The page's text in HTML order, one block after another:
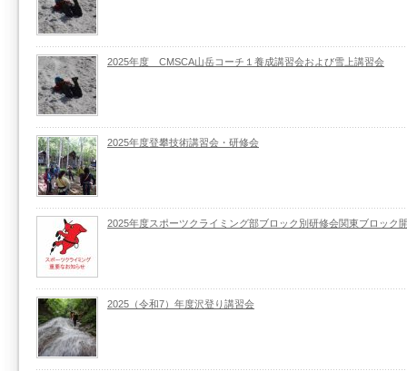
2025年度 CMSCA山岳コーチ１養成講習会および雪上講習会
2025年度登攀技術講習会・研修会
2025年度スポーツクライミング部ブロック別研修会関東ブロック
2025（令和7）年度沢登り講習会